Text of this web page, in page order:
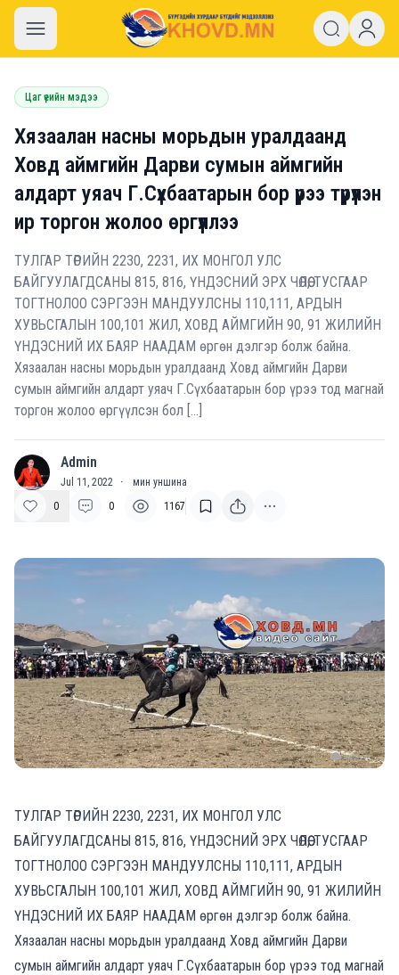
khovd.mn
Цаг үеийн мэдээ
Хязаалан насны морьдын уралдаанд
Ховд аймгийн Дарви сумын аймгийн
алдарт уяач Г.Сүхбаатарын бор үрээ түрүүлэн
ир торгон жолоо өргүүллээ
ТУЛГАР ТӨРИЙН 2230, 2231, ИХ МОНГОЛ УЛС
БАЙГУУЛАГДСАНЫ 815, 816, ҮНДЭСНИЙ ЭРХ ЧӨЛӨӨ, ТУСГААР
ТОГТНОЛОО СЭРГЭЭН МАНДУУЛСНЫ 110,111, АРДЫН
ХУВЬСГАЛЫН 100,101 ЖИЛ, ХОВД АЙМГИЙН 90, 91 ЖИЛИЙН
ҮНДЭСНИЙ ИХ БАЯР НААДАМ өргөн дэлгэр болж байна.
Хязаалан насны морьдын уралдаанд Ховд аймгийн Дарви
сумын аймгийн алдарт уяач Г.Сүхбаатарын бор үрээ тод магнай
торгон жолоо өргүүлсэн бол […]
A Admin
Jul 11, 2022 ·
мин уншина
0
0 1167
ТУЛГАР ТӨРИЙН 2230, 2231, ИХ МОНГОЛ УЛС
БАЙГУУЛАГДСАНЫ 815, 816, ҮНДЭСНИЙ ЭРХ ЧӨЛӨӨ, ТУСГААР
ТОГТНОЛОО СЭРГЭЭН МАНДУУЛСНЫ 110,111, АРДЫН
ХУВЬСГАЛЫН 100,101 ЖИЛ, ХОВД АЙМГИЙН 90, 91 ЖИЛИЙН
ҮНДЭСНИЙ ИХ БАЯР НААДАМ өргөн дэлгэр болж байна.
Хязаалан насны морьдын уралдаанд Ховд аймгийн Дарви
сумын аймгийн алдарт уяач Г.Сүхбаатарын бор үрээ тод магнай